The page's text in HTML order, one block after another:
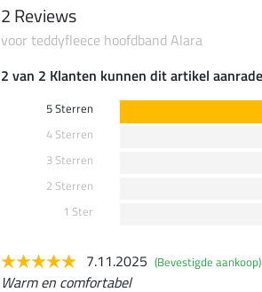
2 Reviews
voor teddyfleece hoofdband Alara
2 van 2 Klanten kunnen dit artikel
5 Sterren
4 Sterren
3 Sterren
2 Sterren
1 Ster
7.11.2025 (Bevestigde aankoop)
Warm en comfortabel